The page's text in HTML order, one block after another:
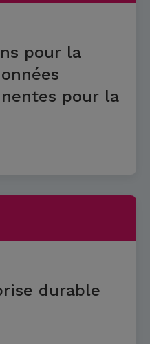
pour la
pour la
durable